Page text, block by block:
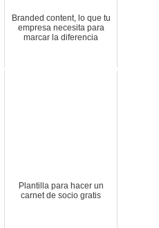
Branded content, lo que tu
empresa necesita para
marcar la diferencia
Plantilla para hacer un
carnet de socio gratis